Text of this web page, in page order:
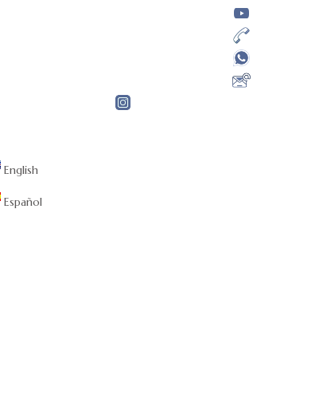
English
Español